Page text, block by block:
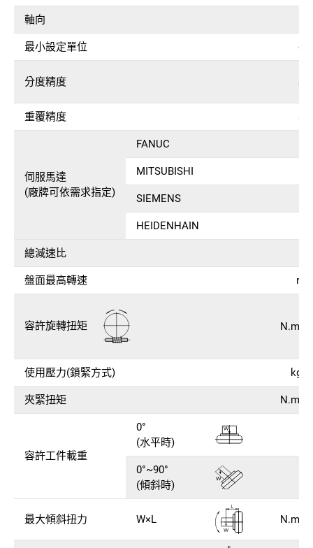
軸向
最小設定單位
分度精度
重覆精度
伺服馬達
(廠牌可依需求指定)
FANUC
MITSUBISHI
SIEMENS
HEIDENHAIN
總減速比
盤面最高轉速
容許旋轉扭矩 N.m
使用壓力(鎖緊方式) kg/
夾緊扭矩 N.m
容許工件載重
0°
(水平時)
0°~90°
(傾斜時)
最大傾斜扭力 W×L N.m